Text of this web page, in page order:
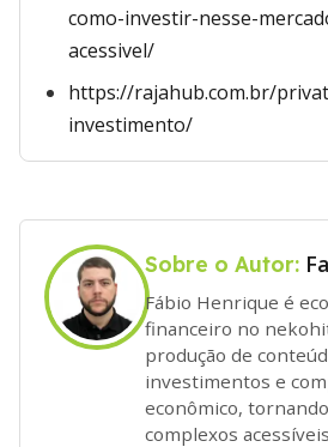
como-investir-nesse-
acessivel/
https://rajahub.com.br/
investimento/
Sobre o Autor:
Fábio Henrique é
financeiro no
produção de
investimentos e
econômico,
complexos